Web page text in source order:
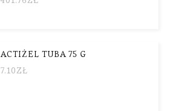
ACTIŻEL TUBA 75 G
7.10ZŁ